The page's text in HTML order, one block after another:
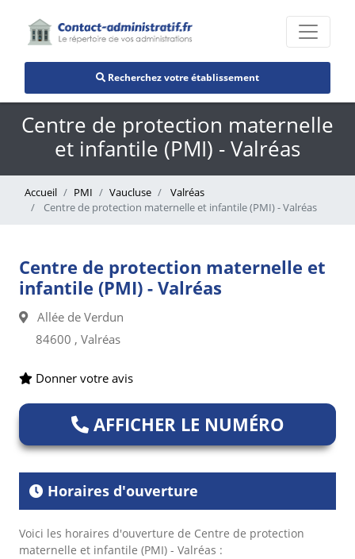
Recherchez votre établissement
Centre de protection maternelle
et infantile (PMI) - Valréas
Accueil PMI Vaucluse
Valréas
Centre de protection maternelle et infantile (PMI) - Valréas
Centre de protection maternelle et
infantile (PMI) - Valréas
Allée de Verdun
84600 , Valréas
Donner votre avis
AFFICHER LE NUMÉRO
Horaires d'ouverture
Voici les horaires d'ouverture de Centre de protection
maternelle et infantile (PMI) - Valréas :